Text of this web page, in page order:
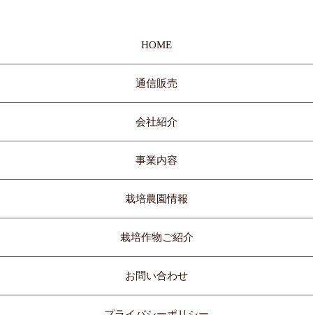
HOME
通信販売
会社紹介
事業内容
栽培農園情報
栽培作物ご紹介
お問い合わせ